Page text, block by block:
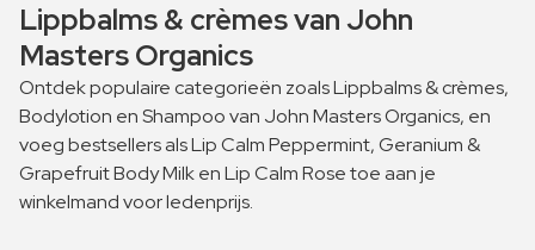
Lippbalms & crèmes van John
Masters Organics
Ontdek populaire categorieën zoals Lippbalms & crèmes,
Bodylotion en Shampoo van John Masters Organics, en
voeg bestsellers als Lip Calm Peppermint, Geranium &
Grapefruit Body Milk en Lip Calm Rose toe aan je
winkelmand voor ledenprijs.